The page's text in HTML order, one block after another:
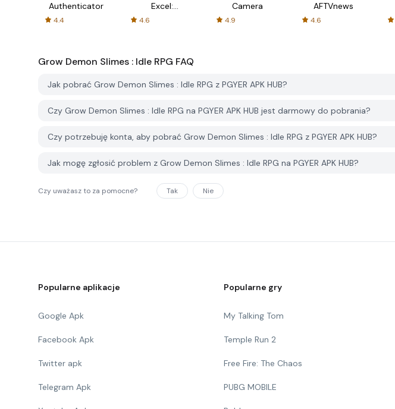
Authenticator
4.4
Excel:
Spreadsheets
4.6
Camera
4.9
AFTVnews
4.6
Grow Demon Slimes : Idle RPG FAQ
Jak pobrać Grow Demon Slimes : Idle RPG z PGYER APK HUB?
Czy Grow Demon Slimes : Idle RPG na PGYER APK HUB jest darmowy do pobrania?
Czy potrzebuję konta, aby pobrać Grow Demon Slimes : Idle RPG z PGYER APK HUB?
Jak mogę zgłosić problem z Grow Demon Slimes : Idle RPG na PGYER APK HUB?
Czy uważasz to za pomocne? Tak Nie
Popularne aplikacje
Google Apk
Facebook Apk
Twitter apk
Telegram Apk
Popularne gry
My Talking Tom
Temple Run 2
Free Fire: The Chaos
PUBG MOBILE